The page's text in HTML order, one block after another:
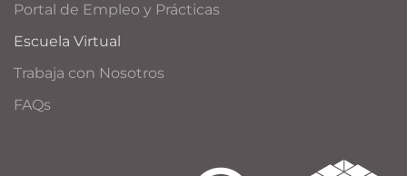
Portal de Empleo y Prácticas
Escuela Virtual
Trabaja con Nosotros
FAQs